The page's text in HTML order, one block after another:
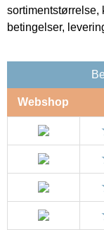
sortimentstørrelse,
betingelser,
Webshop